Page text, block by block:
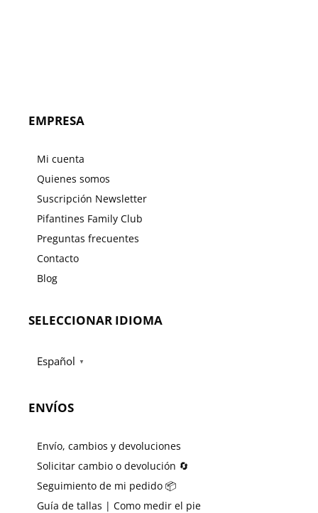
EMPRESA
Mi cuenta
Quienes somos
Suscripción Newsletter
Pifantines Family Club
Preguntas frecuentes
Contacto
Blog
SELECCIONAR IDIOMA
Español ▼
ENVÍOS
Envío, cambios y devoluciones
Solicitar cambio o devolución 🔄
Seguimiento de mi pedido 📦
Guía de tallas | Como medir el pie